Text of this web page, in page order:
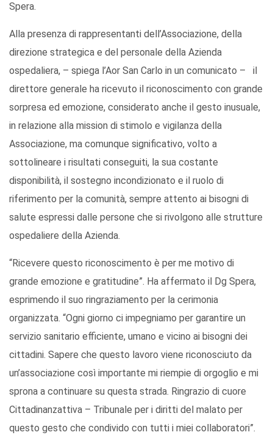
Spera.
Alla presenza di rappresentanti dell’Associazione, della
direzione strategica e del personale della Azienda
ospedaliera, – spiega l’Aor San Carlo in un comunicato – il
direttore generale ha ricevuto il riconoscimento con grande
sorpresa ed emozione, considerato anche il gesto inusuale,
in relazione alla mission di stimolo e vigilanza della
Associazione, ma comunque significativo, volto a
sottolineare i risultati conseguiti, la sua costante
disponibilità, il sostegno incondizionato e il ruolo di
riferimento per la comunità, sempre attento ai bisogni di
salute espressi dalle persone che si rivolgono alle strutture
ospedaliere della Azienda.
“Ricevere questo riconoscimento è per me motivo di
grande emozione e gratitudine”. Ha affermato il Dg Spera,
esprimendo il suo ringraziamento per la cerimonia
organizzata. “Ogni giorno ci impegniamo per garantire un
servizio sanitario efficiente, umano e vicino ai bisogni dei
cittadini. Sapere che questo lavoro viene riconosciuto da
un’associazione così importante mi riempie di orgoglio e mi
sprona a continuare su questa strada. Ringrazio di cuore
Cittadinanzattiva – Tribunale per i diritti del malato per
questo gesto che condivido con tutti i miei collaboratori”.